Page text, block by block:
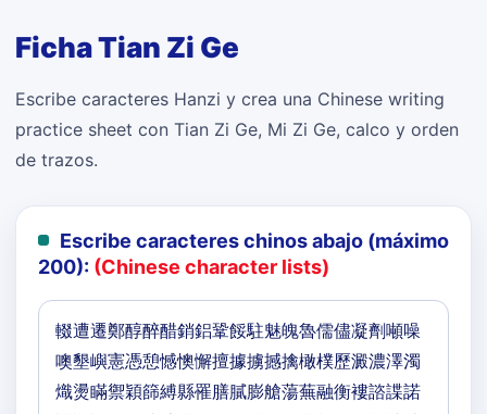
Ficha Tian Zi Ge
Escribe caracteres Hanzi y crea una Chinese writing
practice sheet con Tian Zi Ge, Mi Zi Ge, calco y orden
de trazos.
Escribe caracteres chinos abajo (máximo
200): (Chinese character lists)